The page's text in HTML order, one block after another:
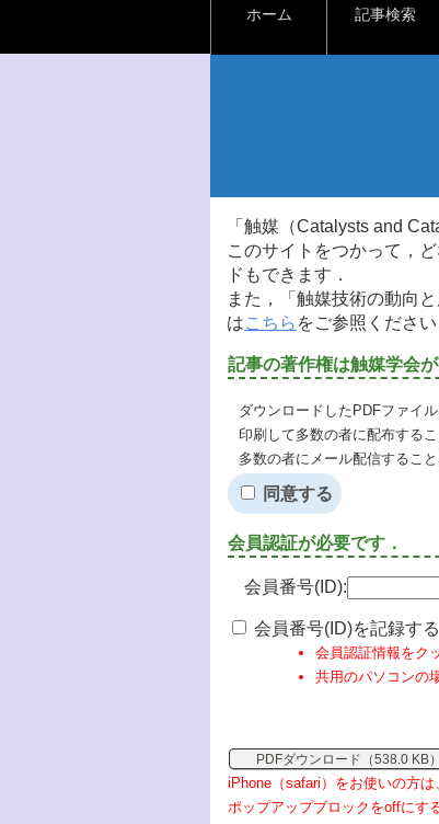
ホーム 記事検索
「触媒（Catalysts and
このサイトをつかって，
ドもできます．
また，「触媒技術の動向
はこちら をご参照ください
記事の著作権は触媒学会が
ダウンロードしたPDFファイ
印刷して多数の者に配布する
多数の者にメール配信するこ
同意する
会員認証が必要です．
会員番号(ID):
会員番号(ID)を記録す
会員認証情報をク
共用のパソコンの
PDFダウンロード（538.0 KB）
iPhone（safari）をお使いの方
ポップアップブロックをoffにす